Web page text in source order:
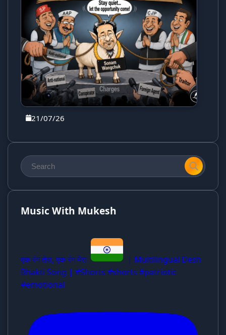
21/07/26
Music With Mukesh
एक रंग तेरा, एक रंग मेरा
| Multilingual Desh
Bhakti Song | #Shorts #shorts #patriotic
#emotional